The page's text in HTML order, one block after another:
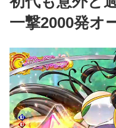
一撃2000発オ